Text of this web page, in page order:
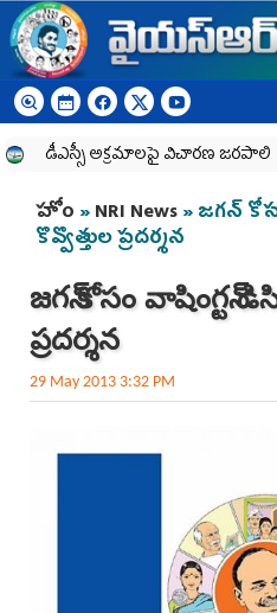
Skip to main content
అక్రమాలపై విచారణ జరపాలి
You are here
హోం »NRI News» జగన్‌
కొవ్వొత్తుల ప్రదర్శన
జగన్‌ కోసం వాషింగ్టన్‌
ప్రదర్శన
29 May 2013 3:32 PM